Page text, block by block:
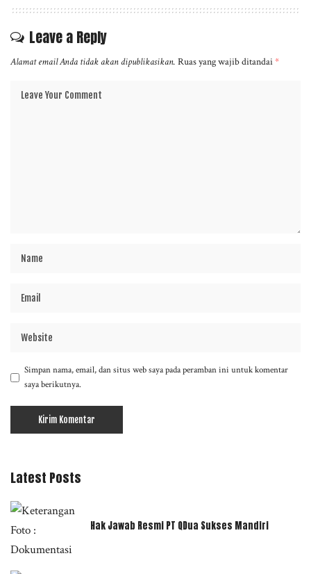
Leave a Reply
Alamat email Anda tidak akan dipublikasikan. Ruas yang wajib ditandai*
Simpan nama, email, dan situs web saya pada peramban ini untuk komentar
saya berikutnya.
Latest Posts
Hak Jawab Resmi PT QDua Sukses Mandiri